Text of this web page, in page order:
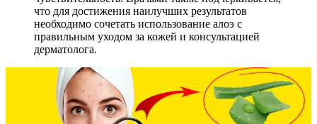
что для достижения наилучших результатов
необходимо сочетать использование алоэ с
правильным уходом за кожей и консультацией
дерматолога.